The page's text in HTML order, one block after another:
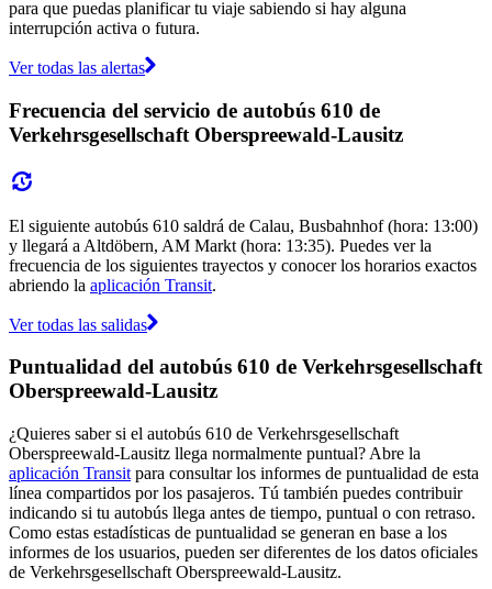
para que puedas planificar tu viaje sabiendo si hay alguna
interrupción activa o futura.
Ver todas las alertas
Frecuencia del servicio de autobús 610 de
Verkehrsgesellschaft Oberspreewald-Lausitz
El siguiente autobús 610 saldrá de Calau, Busbahnhof (hora: 13:00)
y llegará a Altdöbern, AM Markt (hora: 13:35). Puedes ver la
frecuencia de los siguientes trayectos y conocer los horarios exactos
abriendo la aplicación Transit.
Ver todas las salidas
Puntualidad del autobús 610 de Verkehrsgesellschaft
Oberspreewald-Lausitz
¿Quieres saber si el autobús 610 de Verkehrsgesellschaft
Oberspreewald-Lausitz llega normalmente puntual? Abre la
aplicación Transit para consultar los informes de puntualidad de esta
línea compartidos por los pasajeros. Tú también puedes contribuir
indicando si tu autobús llega antes de tiempo, puntual o con retraso.
Como estas estadísticas de puntualidad se generan en base a los
informes de los usuarios, pueden ser diferentes de los datos oficiales
de Verkehrsgesellschaft Oberspreewald-Lausitz.